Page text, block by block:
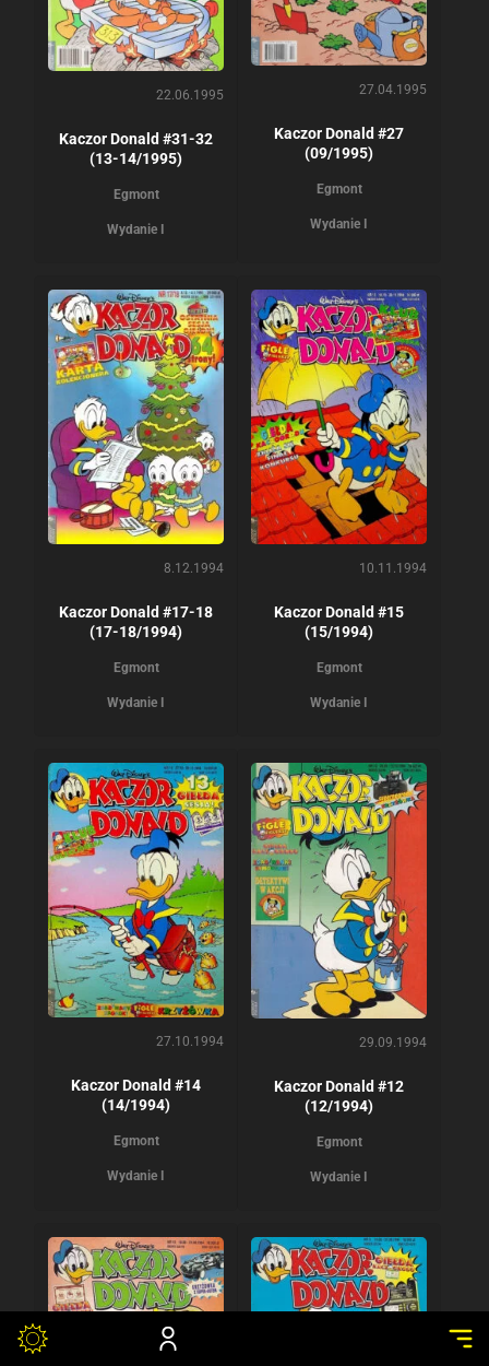
22.06.1995
Kaczor Donald #31-32
(13-14/1995)
Egmont
Wydanie I
27.04.1995
Kaczor Donald #27
(09/1995)
Egmont
Wydanie I
8.12.1994
Kaczor Donald #17-18
(17-18/1994)
Egmont
Wydanie I
10.11.1994
Kaczor Donald #15
(15/1994)
Egmont
Wydanie I
27.10.1994
Kaczor Donald #14
(14/1994)
Egmont
Wydanie I
29.09.1994
Kaczor Donald #12
(12/1994)
Egmont
Wydanie I